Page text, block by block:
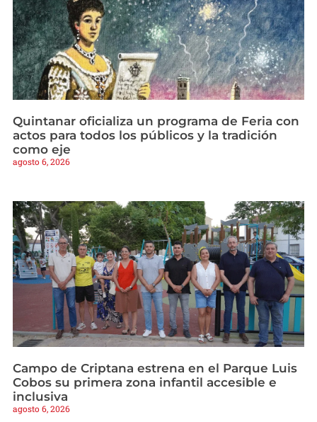
Quintanar oficializa un programa de Feria con
actos para todos los públicos y la tradición
como eje
agosto 6, 2026
Campo de Criptana estrena en el Parque Luis
Cobos su primera zona infantil accesible e
inclusiva
agosto 6, 2026